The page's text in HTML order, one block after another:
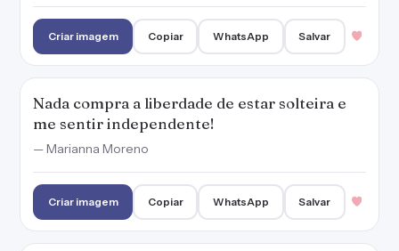
Criar imagem Copiar WhatsApp Salvar
Nada compra a liberdade de estar solteira e
me sentir independente!
— Marianna Moreno
Criar imagem Copiar WhatsApp Salvar